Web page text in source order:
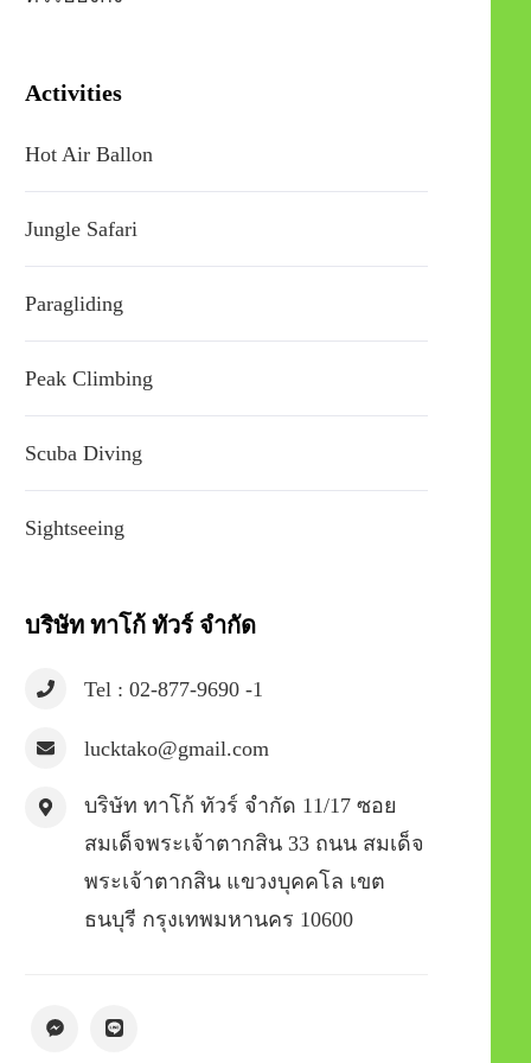
Activities
Hot Air Ballon
Jungle Safari
Paragliding
Peak Climbing
Scuba Diving
Sightseeing
บริษัท ทาโก้ ทัวร์ จำกัด
Tel : 02-877-9690 -1
lucktako@gmail.com
บริษัท ทาโก้ ทัวร์ จำกัด 11/17 ซอย
สมเด็จพระเจ้าตากสิน 33 ถนน สมเด็จ
พระเจ้าตากสิน แขวงบุคคโล เขต
ธนบุรี กรุงเทพมหานคร 10600